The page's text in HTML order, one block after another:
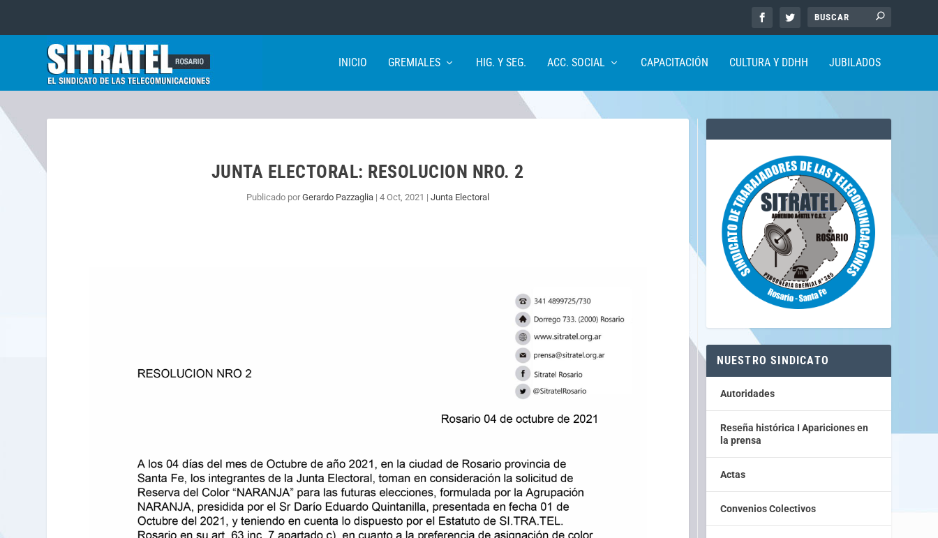
INICIO GREMIALES HIG. Y SEG. ACC. SOCIAL CAPACITACIÓN CULTURA Y DDHH JUBILADOS
JUNTA ELECTORAL: RESOLUCION NRO. 2
Publicado porGerardo Pazzaglia| 4 Oct, 2021 | Junta Electoral
NUESTRO SINDICATO
Autoridades
Reseña histórica I Apariciones en
la prensa
Actas
Convenios Colectivos